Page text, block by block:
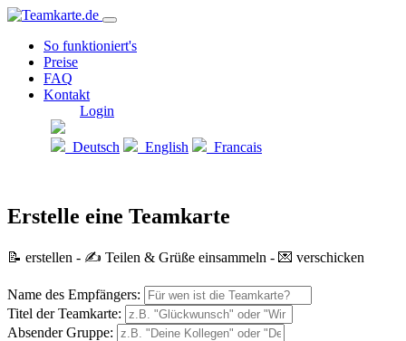
So funktioniert's
Preise
FAQ
Kontakt
Login
Deutsch English Francais
Erstelle eine Teamkarte
📝 erstellen - ✍️ Teilen & Grüße einsammeln - 💌 verschicken
Name des Empfängers:
Titel der Teamkarte:
Absender Gruppe: